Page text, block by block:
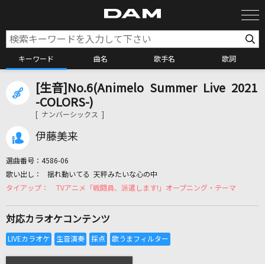
キーワード 曲名 歌手名 歌詞
カラオケ検索
カラオケリクエスト
リアルタイムで歌われている曲の一覧
[生音]No.6(Animelo Summer Live 2021
-COLORS-)
[ ナンバーシックス ]
伊藤美来
選曲番号： 4586-06
揺れ動いてる 天秤みたいな心の中
TVアニメ「戦闘員、派遣します!」オープニング・テーマ
対応カラオケコンテンツ